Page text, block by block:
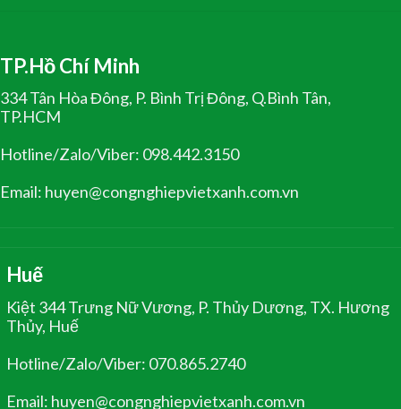
TP.Hồ Chí Minh
334 Tân Hòa Đông, P. Bình Trị Đông, Q.Bình Tân,
TP.HCM
Hotline/Zalo/Viber: 098.442.3150
Email: huyen@congnghiepvietxanh.com.vn
Huế
Kiệt 344 Trưng Nữ Vương, P. Thủy Dương, TX. Hương
Thủy, Huế
Hotline/Zalo/Viber: 070.865.2740
Email: huyen@congnghiepvietxanh.com.vn